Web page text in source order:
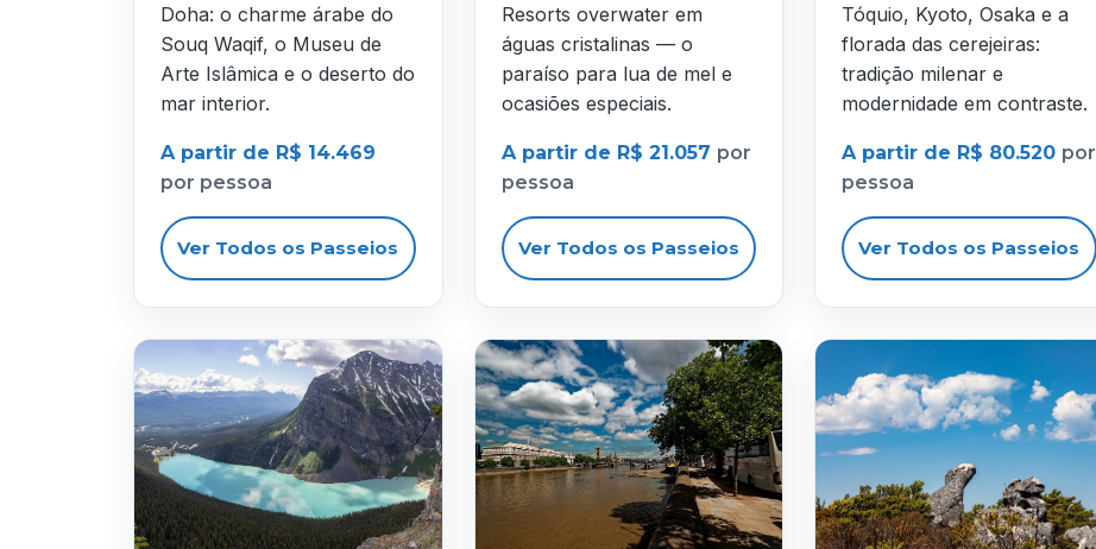
Doha: o charme árabe do
Souq Waqif, o Museu de
Arte Islâmica e o deserto do
mar interior.
A partir de R$ 14.469
por pessoa
Ver Todos os Passeios
Resorts overwater em
águas cristalinas — o
paraíso para lua de mel e
ocasiões especiais.
A partir de R$ 21.057 por
pessoa
Ver Todos os Passeios
Tóquio, Kyoto, Osaka e a
florada das cerejeiras:
tradição milenar e
modernidade em contraste.
A partir de R$ 80.520 por
pessoa
Ver Todos os Passeios